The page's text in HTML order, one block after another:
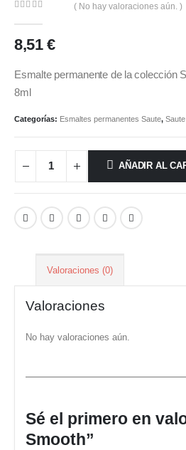
( No hay valoraciones aún. )
8,51 €
Esmalte permanente de la colección
8ml
Categorías: Esmaltes permanentes Saute,
AÑADIR AL
Valoraciones (0)
Valoraciones
No hay valoraciones aún.
Sé el primero en
Smooth”